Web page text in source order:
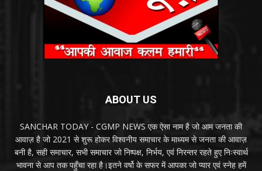
ABOUT US
SANCHAR TODAY - CGMP NEWS एक ऐसा नाम है जो आम जनता की
आवाज़ है जो 2021 से शुरू होकर विश्वनीय समाचार के माध्यम से जनता की आवाज़
बनी है, सही समाचार, सभी समाचार जो निष्पक्ष, निर्भय, एवं निरन्तर रहते हुए निःस्वार्थ
भावना से आप तक पहुँचा रहा है।इतने वर्षो के सफर में आपका जो प्यार एवं स्नेह हमें